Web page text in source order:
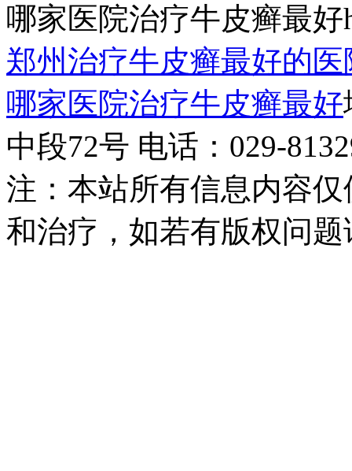
哪家医院治疗牛皮癣最好
郑州治疗牛皮癣最好的
哪家医院治疗牛皮癣最好
中段72号 电话：029-
注：本站所有信息内容
和治疗，如若有版权问